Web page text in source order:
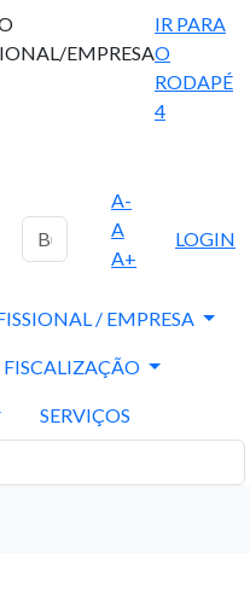
EMPRESA
IR PARA
O
RODAPÉ
4
A-
A
A+
LOGIN
/ EMPRESA
FISCALIZAÇÃO
SERVIÇOS